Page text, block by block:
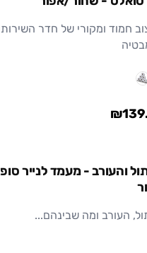
חמוד ומקורי של חדר
והעורב - מעמד לנייר
העורב ומה שבינהם...